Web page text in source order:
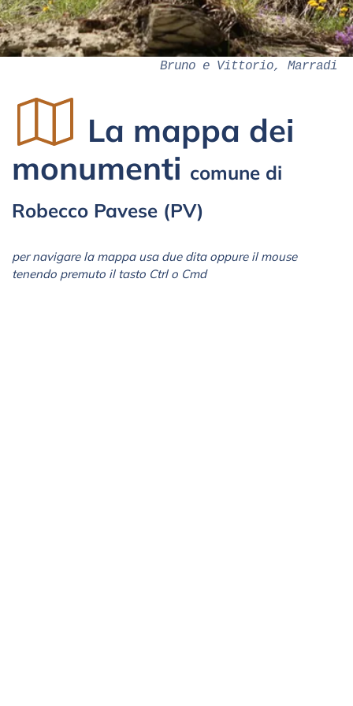
Bruno e Vittorio, Marradi
La mappa dei
monumenti comune di
Robecco Pavese (PV)
per navigare la mappa usa due dita oppure il mouse
tenendo premuto il tasto Ctrl o Cmd